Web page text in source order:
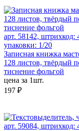
арт. 58142, штрихкод:
упаковки: 1/20
Записная книжка
128 листов, твёрдый
тиснение фольгой
цена за 1шт.
197 ₽
арт. 59084, штрихкод: